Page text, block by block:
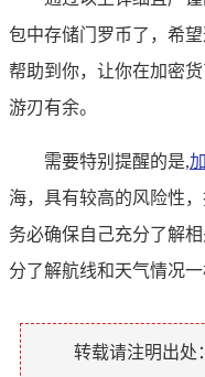
包中存储门罗币了，希
帮助到你，让你在加密
游刃有余。
需要特别提醒的是,
海，具有较高的风险性
务必确保自己充分了解
分了解航线和天气情况一
转载请注明出处：